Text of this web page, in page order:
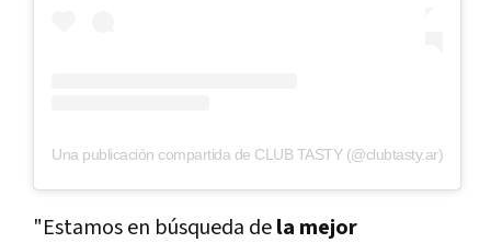
Una publicación compartida de CLUB TASTY (@clubtasty.ar)
"Estamos en búsqueda dela mejor